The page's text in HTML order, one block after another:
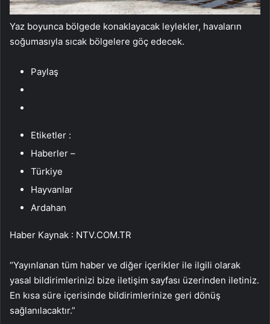
Yaz boyunca bölgede konaklayacak leylekler, havaların
soğumasıyla sıcak bölgelere göç edecek.
Paylaş
Etiketler :
Haberler –
Türkiye
Hayvanlar
Ardahan
Haber Kaynak : NTV.COM.TR
“Yayınlanan tüm haber ve diğer içerikler ile ilgili olarak
yasal bildirimlerinizi bize iletişim sayfası üzerinden iletiniz.
En kısa süre içerisinde bildirimlerinize geri dönüş
sağlanılacaktır.”